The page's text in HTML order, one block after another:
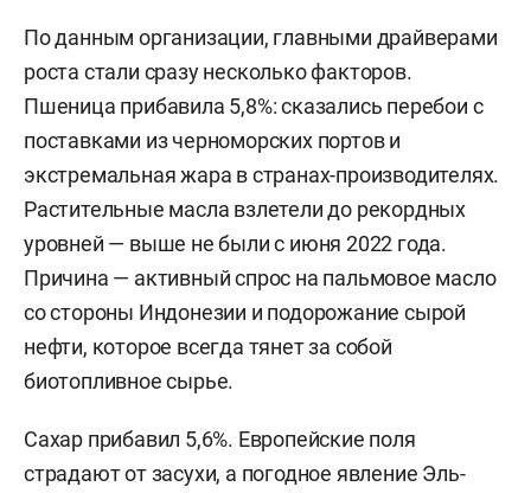
По данным организации, главными драйверами
роста стали сразу несколько факторов.
Пшеница прибавила 5,8%: сказались перебои с
поставками из черноморских портов и
экстремальная жара в странах-производителях.
Растительные масла взлетели до рекордных
уровней — выше не были с июня 2022 года.
Причина — активный спрос на пальмовое масло
со стороны Индонезии и подорожание сырой
нефти, которое всегда тянет за собой
биотопливное сырье.
Сахар прибавил 5,6%. Европейские поля
страдают от засухи, а погодное явление Эль-